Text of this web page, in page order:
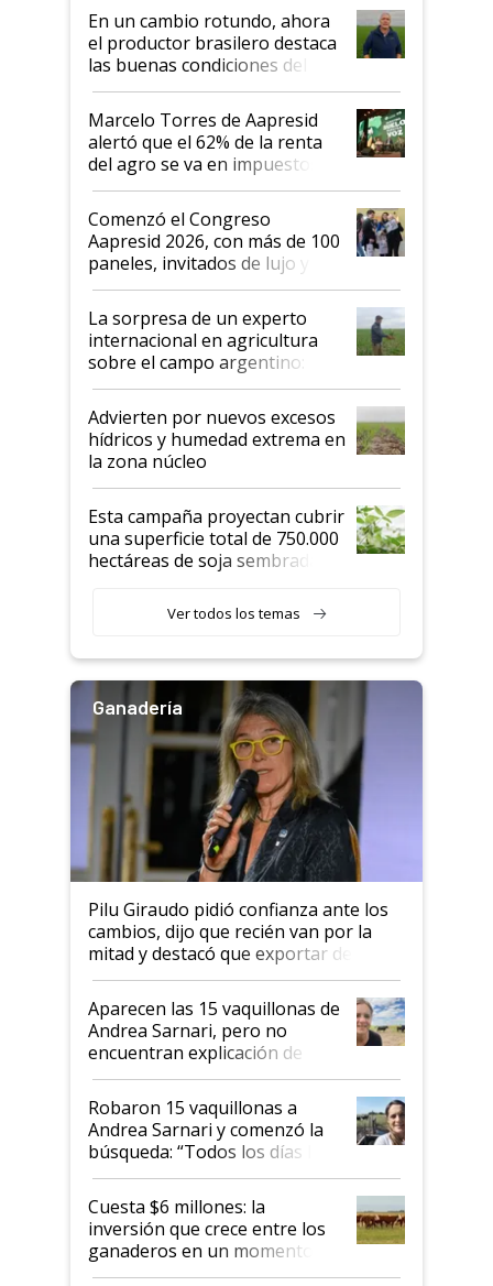
suelo es hablar de todo el
sistema productivo"
En un cambio rotundo, ahora
el productor brasilero destaca
las buenas condiciones del
agro argentino para invertir:
"Los veo más motivados"
Marcelo Torres de Aapresid
alertó que el 62% de la renta
del agro se va en impuestos:
"No es bueno que en
Argentina se sigan discutiendo
las mismas cosas de hace 50
años"
Comenzó el Congreso
Aapresid 2026, con más de 100
paneles, invitados de lujo y
todas las tendencias
La sorpresa de un experto
internacional en agricultura
sobre el campo argentino:
"Estoy muy impresionado"
Advierten por nuevos excesos
hídricos y humedad extrema en
la zona núcleo
Esta campaña proyectan cubrir
una superficie total de 750.000
hectáreas de soja sembradas
variedades que marcan un
salto tecnológico en genética y
Ver todos los temas
Ganadería
Pilu Giraudo pidió confianza ante los
cambios, dijo que recién van por la
mitad y destacó que exportar dejó de
ser "para unos pocos": "Tenemos un
mandato muy claro del gobierno
nacional"
Aparecen las 15 vaquillonas de
Andrea Sarnari, pero no
encuentran explicación de
cómo llegaron allí
Robaron 15 vaquillonas a
Andrea Sarnari y comenzó la
búsqueda: “Todos los días le
toca a algún productor”
Cuesta $6 millones: la
inversión que crece entre los
ganaderos en un momento
histórico para la actividad